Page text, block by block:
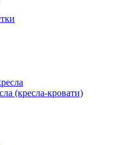
(кресла-кровати)